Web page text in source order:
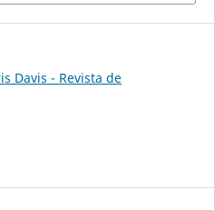
Davis - Revista de